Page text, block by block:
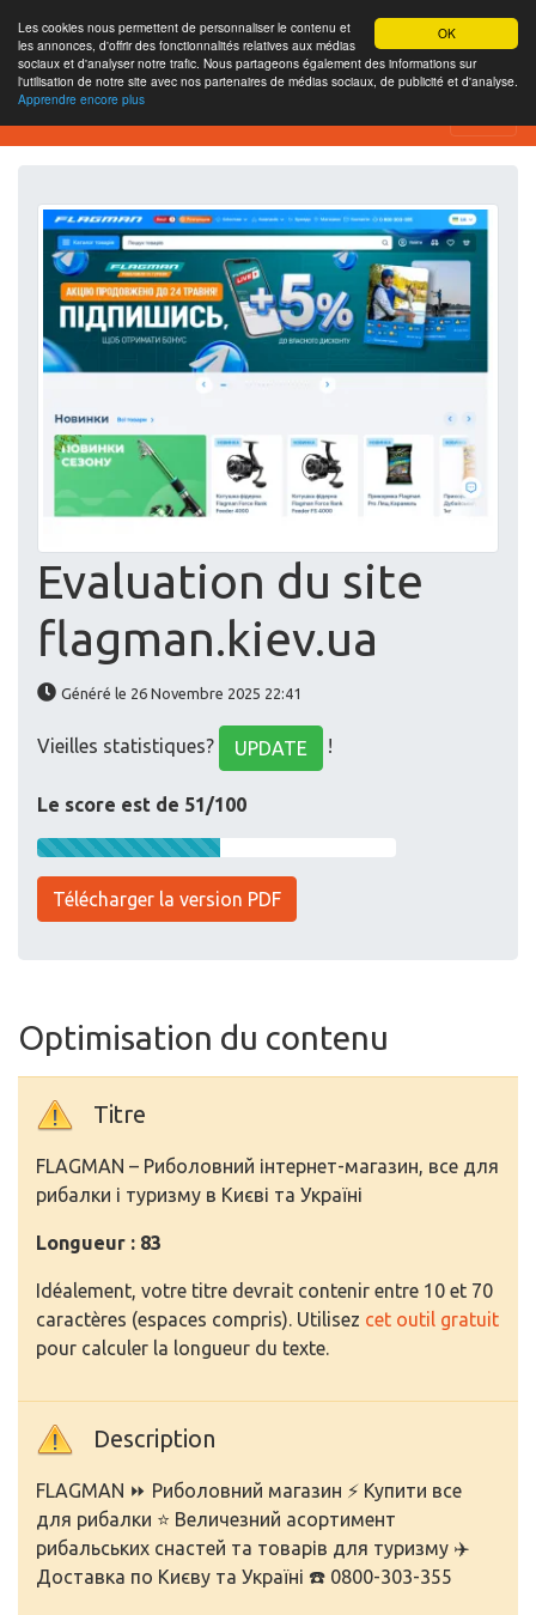
OK
Les cookies nous permettent de personnaliser le contenu et
les annonces, d'offrir des fonctionnalités relatives aux médias
sociaux et d'analyser notre trafic. Nous partageons également des informations sur
l'utilisation de notre site avec nos partenaires de médias sociaux, de publicité et d'analyse.
Apprendre encore plus
Outil d’analyse de site web
Evaluation du site
flagman.kiev.ua
Généré le 26 Novembre 2025 22:41
Vieilles statistiques? UPDATE !
Le score est de 51/100
Télécharger la version PDF
Optimisation du contenu
Titre
FLAGMAN – Риболовний інтернет-магазин, все для
рибалки і туризму в Києві та Україні
Longueur : 83
Idéalement, votre titre devrait contenir entre 10 et 70
caractères (espaces compris). Utilisez cet outil gratuit
pour calculer la longueur du texte.
Description
FLAGMAN ⏩ Риболовний магазин ⚡️ Купити все
для рибалки ⭐️ Величезний асортимент
рибальських снастей та товарів для туризму ✈️
Доставка по Києву та Україні ☎️ 0800-303-355